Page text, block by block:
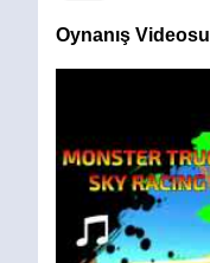
Oynanış Videosu